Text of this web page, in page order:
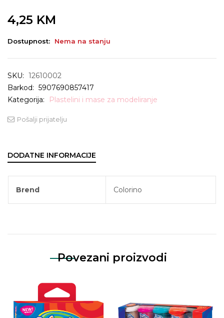
4,25 KM
Dostupnost: Nema na stanju
SKU: 12610002
Barkod: 5907690857417
Kategorija:
Plastelini i mase za modeliranje
Pošalji prijatelju
DODATNE INFORMACIJE
Brend Colorino
Povezani proizvodi